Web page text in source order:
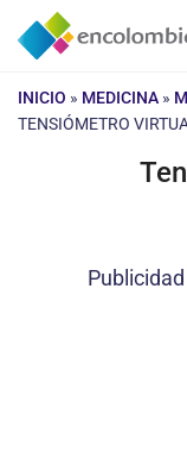
Saltar
INICIO » MEDICINA »
TENSIÓMETRO
Publicidad